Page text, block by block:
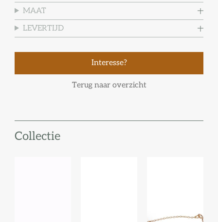
MAAT
LEVERTIJD
Interesse?
Terug naar overzicht
Collectie